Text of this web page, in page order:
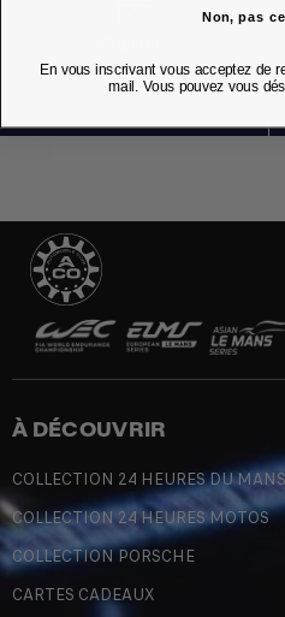
À DÉCOUVRIR
COLLECTION 24 HEURES DU MANS
COLLECTION 24 HEURES MOTOS
COLLECTION PORSCHE
CARTES CADEAUX
Non, pas
En vous inscrivant vous acceptez de
mail. Vous pouvez vous